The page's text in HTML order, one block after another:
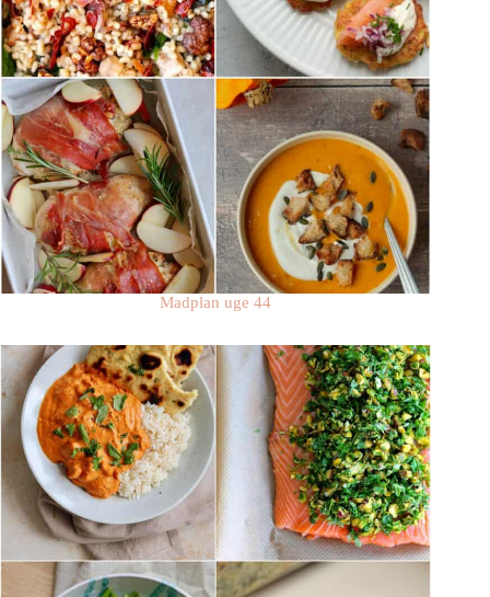
Madplan uge 44